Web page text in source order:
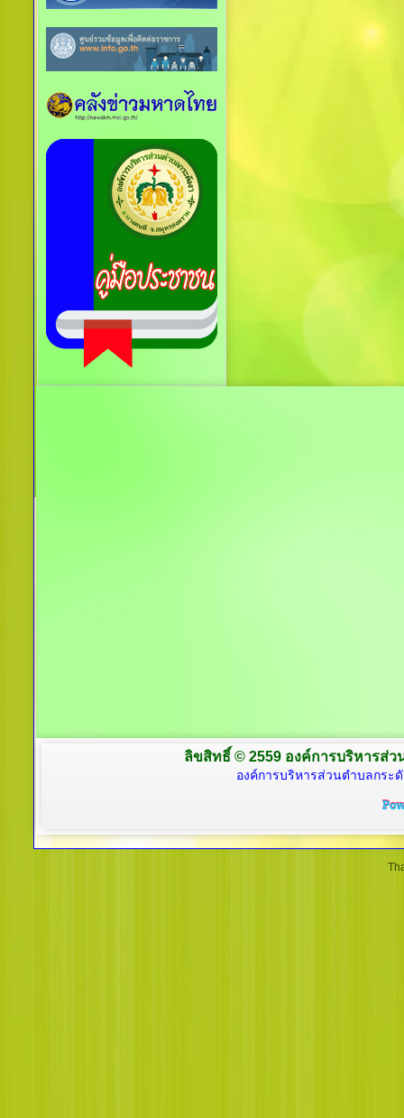
ลิขสิทธิ์ © 2559 องค์การบริหารส่
องค์การบริหารส่วนตำบลกระ